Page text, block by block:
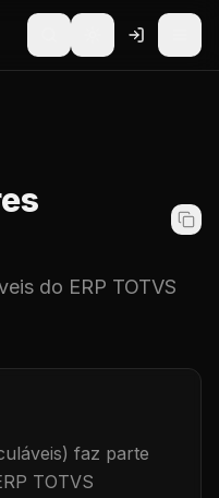
do ERP TOTVS
faz parte
TOTVS